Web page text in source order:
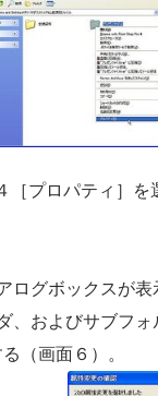
［プロパティ］を
ログボックスが
、およびサブフ
（画面６）。